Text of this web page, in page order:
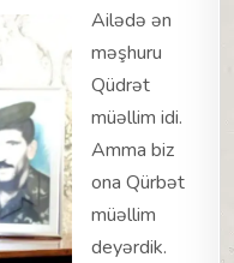
Ailədə ən
məşhuru
Qüdrət
müəllim idi.
Amma biz
ona Qürbət
müəllim
deyərdik.